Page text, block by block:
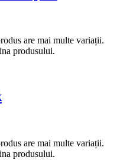
are mai multe variații.
produsului.
are mai multe variații.
produsului.